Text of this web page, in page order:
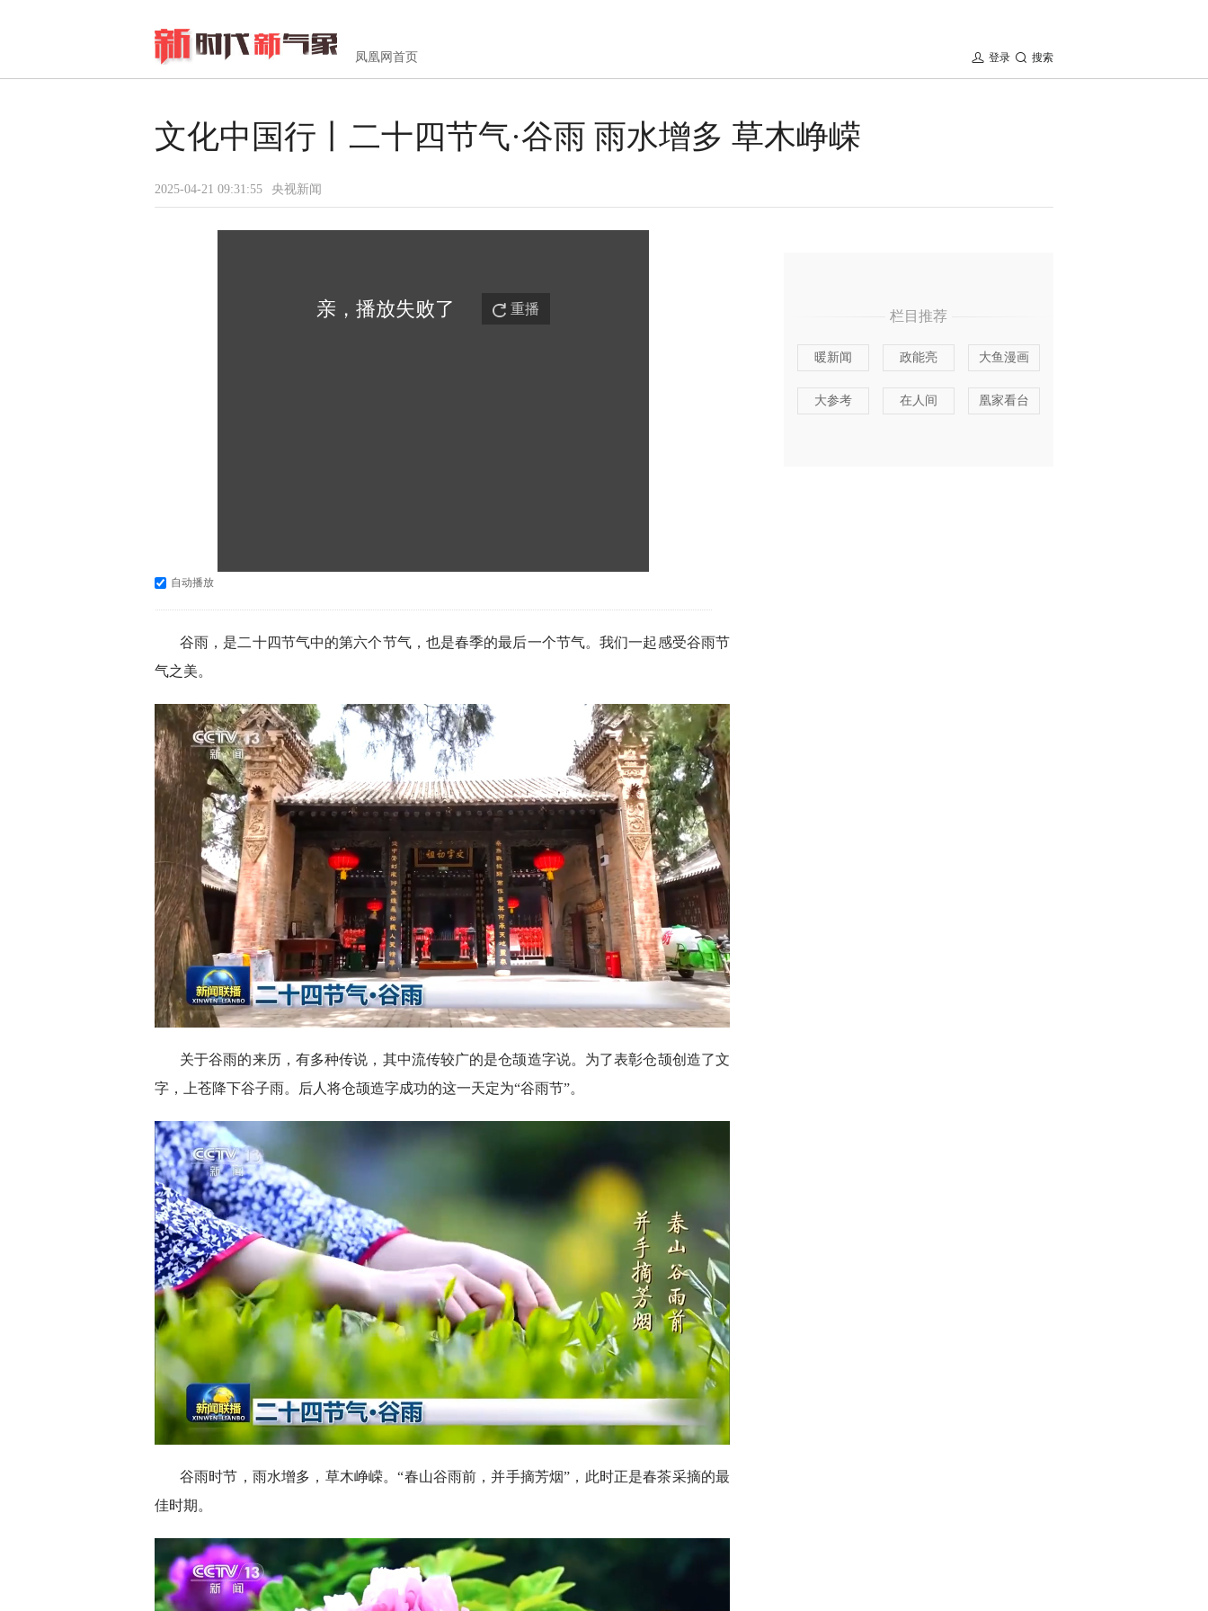
凤凰网首页 搜索
登录
文化中国行丨二十四节气·谷雨 雨水增多 草木峥嵘
2025-04-21 09:31:55 央视新闻
亲，播放失败了 重播
自动播放
谷雨，是二十四节气中的第六个节气，也是春季的最后一个节气。我们一起感受谷雨节
气之美。
关于谷雨的来历，有多种传说，其中流传较广的是仓颉造字说。为了表彰仓颉创造了文
字，上苍降下谷子雨。后人将仓颉造字成功的这一天定为“谷雨节”。
谷雨时节，雨水增多，草木峥嵘。“春山谷雨前，并手摘芳烟”，此时正是春茶采摘的最
佳时期。
栏目推荐
暖新闻 政能亮 大鱼漫画
大参考 在人间 凰家看台